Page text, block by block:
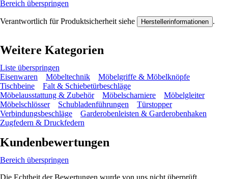
Bereich überspringen
Verantwortlich für Produktsicherheit siehe Herstellerinformationen .
Weitere Kategorien
Liste überspringen
Eisenwaren
Möbeltechnik
Möbelgriffe & Möbelknöpfe
Tischbeine
Falt & Schiebetürbeschläge
Möbelausstattung & Zubehör
Möbelscharniere
Möbelgleiter
Möbelschlösser
Schubladenführungen
Türstopper
Verbindungsbeschläge
Garderobenleisten & Garderobenhaken
Zugfedern & Druckfedern
Kundenbewertungen
Bereich überspringen
Die Echtheit der Bewertungen wurde von uns nicht überprüft.